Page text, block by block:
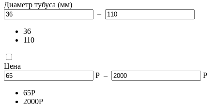
Диаметр тубуса (мм)
–
36
110
Цена
Р – Р
65Р
2000Р